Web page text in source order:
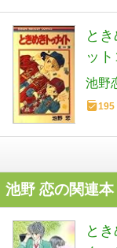
と
ッ
池野
195
池野 恋の関連本
と